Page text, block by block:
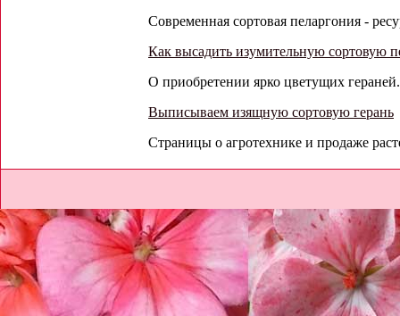
Современная сортовая пеларгония -
Как высадить изумительную сортовую
О приобретении ярко цветущих
Выписываем изящную сортовую герань
Страницы о агротехнике и продаже